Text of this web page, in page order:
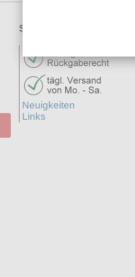
SERVICE
Neuigkeiten
Links